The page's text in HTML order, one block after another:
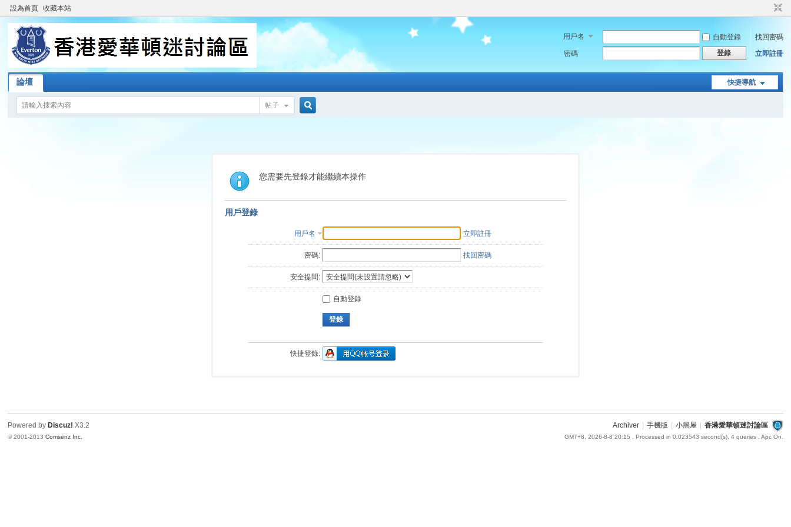
設為首頁 收藏本站
用戶名 自動登錄
找回密碼
密碼
登錄 立即註冊
快捷導航
論壇
帖子
索
您需要先登錄才能繼續本操作
用戶登錄
用戶名 立即註冊
密碼: 找回密碼
安全提問:
自動登錄
登錄
快捷登錄:
Archiver 手機版 小黑屋 香港愛華頓迷討論區
GMT+8, 2026-8-8 20:15 , Processed in 0.023543 second(s), 4 queries , Apc On.
Powered by Discuz! X3.2
© 2001-2013Comsenz Inc.